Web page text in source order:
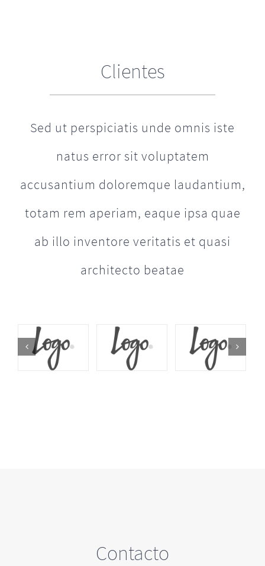
Clientes
Sed ut perspiciatis unde omnis iste
natus error sit voluptatem
accusantium doloremque laudantium,
totam rem aperiam, eaque ipsa quae
ab illo inventore veritatis et quasi
architecto beatae
Contacto